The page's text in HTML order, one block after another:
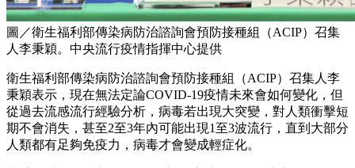
圖／衛生福利部傳染病防治諮詢會預防接種組（ACIP）召集
人李秉穎。中央流行疫情指揮中心提供
衛生福利部傳染病防治諮詢會預防接種組（ACIP）召集人李
秉穎表示，現在無法定論COVID-19疫情未來會如何變化，但
從過去流感流行經驗分析，病毒若出現大突變，對人類衝擊短
期不會消失，甚至2至3年內可能出現1至3波流行，直到大部分
人類都有足夠免疫力，病毒才會變成輕症化。